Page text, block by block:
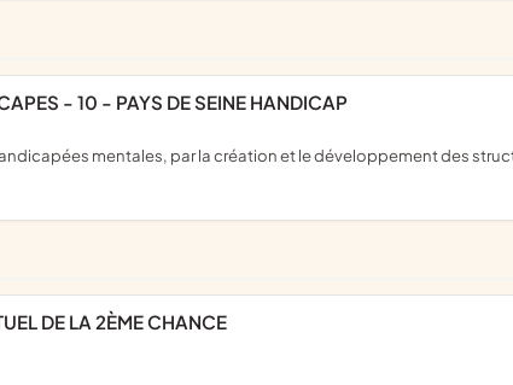
- 10 - PAYS DE SEINE HANDICAP
DE LA 2ÈME CHANCE